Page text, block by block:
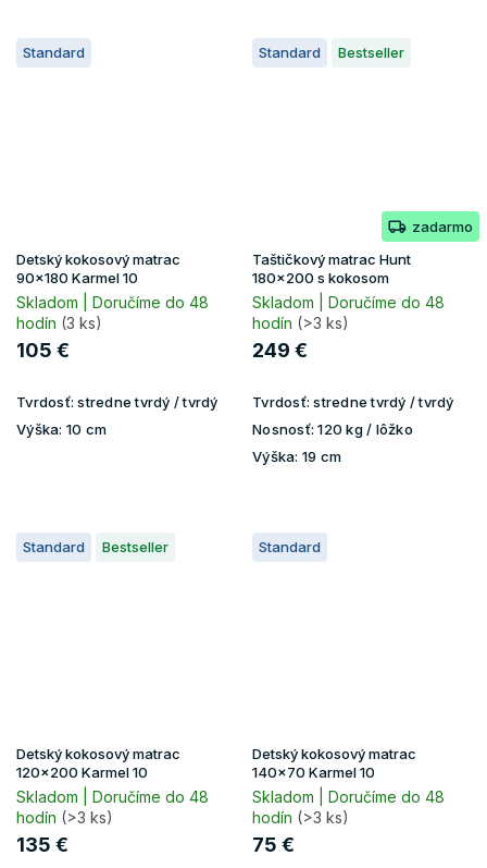
Standard
Detský kokosový matrac
90x180 Karmel 10
Skladom | Doručíme do 48
hodín (3 ks)
105 €
Tvrdosť: stredne tvrdý / tvrdý
Výška: 10 cm
Standard Bestseller
zadarmo
Taštičkový matrac Hunt
180x200 s kokosom
Skladom | Doručíme do 48
hodín (>3 ks)
249 €
Tvrdosť: stredne tvrdý / tvrdý
Nosnosť: 120 kg / lôžko
Výška: 19 cm
Standard Bestseller
Detský kokosový matrac
120x200 Karmel 10
Skladom | Doručíme do 48
hodín (>3 ks)
135 €
Standard
Detský kokosový matrac
140x70 Karmel 10
Skladom | Doručíme do 48
hodín (>3 ks)
75 €